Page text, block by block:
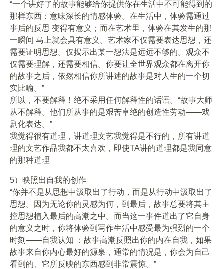
“一个讲好了的故事能够给你提供你在生活中不可能得到的
那样东西：意味深长的情感体验。在生活中，体验需通过
事后的反思 变得有意义；而在艺术里，体验在其发生的那
一瞬间 马上就会具有意义。艺术家不仅需要表达思想，还
需要证明思想。仅揭示出某一想法是远远不够的。观众不
仅需要理解，还需要相信。你要让全世界观众都在离开你
的故事之后，依然相信你所讲述的故事是对人生的一个切
实比喻。”
所以，不要解释！绝不采用任何解释性的话语。“故事大师
从不解释。他们所从事的是艰苦卓绝的创造性劳动——戏
剧化表达。”
我觉得很有道理，讲道理文艺我觉得是不行的，所有讲道
理的文艺作品我都不太喜欢，即使TA讲的道理都是我同意
的那种道理
5）映照出自我的创作
“你并不是从思想中汲取出了行动，而是从行动中汲取出了
思想。因为无论你的灵感为何，到最后，故事总要将其主
控思想植入最后的高潮之中。而当这一事件道出了它自身
的意义之时，你将体验到写作生活中感受最为强烈的一个
时刻——自我认知 ：故事高潮反照出你的内在自我，如果
故事来自你内心最好的源泉，通常的情况是，你会为自己
看到的、它所反映的东西感到非常震惊。”